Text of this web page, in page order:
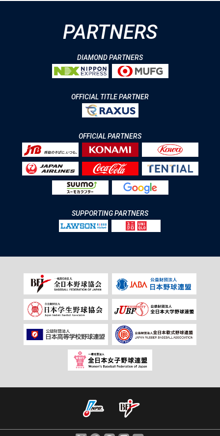
PARTNERS
DIAMOND PARTNERS
OFFICIAL TITLE PARTNER
OFFICIAL PARTNERS
SUPPORTING PARTNERS